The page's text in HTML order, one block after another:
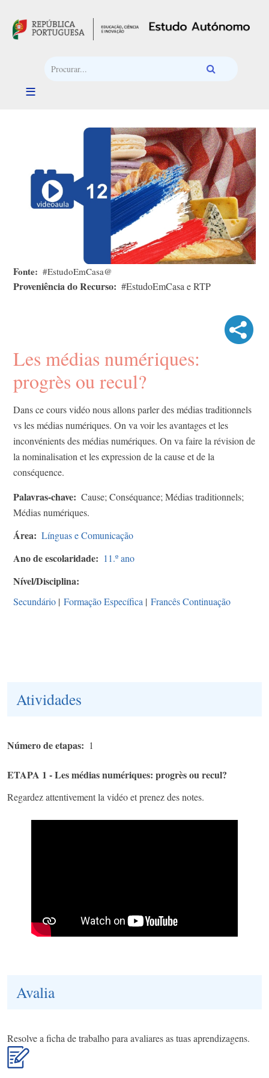
Fonte #EstudoEmCasa@
Proveniência do Recurso #EstudoEmCasa e RTP
Les médias numériques:
progrès ou recul?
Dans ce cours vidéo nous allons parler des médias traditionnels
vs les médias numériques.​ On va voir les avantages et les
inconvénients des médias ​numériques.​ On va faire la révision de
la nominalisation et les expression de la cause et de la
conséquence.
Palavras-chave
Cause; Conséquance; Médias traditionnels;
Médias numériques.
Área Línguas e Comunicação
Ano de escolaridade 11.º ano
Nível/Disciplina
Secundário | Formação Específica | Francês Continuação
Atividades
Número de etapas 1
ETAPA 1 - Les médias numériques: progrès ou recul?
Regardez attentivement la vidéo et prenez des notes.
Avalia
Resolve a ficha de trabalho para avaliares as tuas aprendizagens.